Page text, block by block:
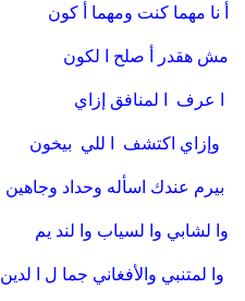
أ نا مهما كنت ومهما أ كون
مش هقدر أ صلح ا لكون
ا عرف ا لمنافق إزاي
وإزاي اكتشف ا للي بيخون
بيرم عندك اسأله وحداد وجاهين
وا لشابي وا لسياب وا لند يم
وا لمتنبي والأفغاني جما ل ا لدين